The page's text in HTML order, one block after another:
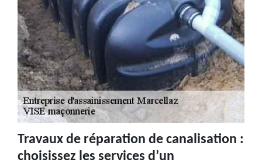
Travaux de réparation de canalisation :
choisissez les services d’un